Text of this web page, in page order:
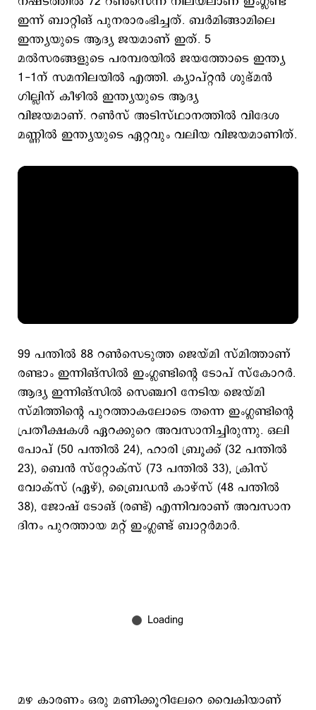
ഇന്ന് ബാറ്റിങ് പുനരാരംഭിച്ചത്. ബര്‍മിങ്ങാമിലെ
ഇന്ത്യയുടെ ആദ്യ ജയമാണ് ഇത്. 5
മല്‍സരങ്ങളുടെ പരമ്പരയില്‍ ജയത്തോടെ ഇന്ത്യ
1-1ന് സമനിലയില്‍ എത്തി. ക്യാപ്റ്റന്‍ ശുഭ്മന്‍
ഗില്ലിന് കീഴില്‍ ഇന്ത്യയുടെ ആദ്യ
വിജയമാണ്. റൺസ് അടിസ്ഥാനത്തിൽ വിദേശ
മണ്ണിൽ ഇന്ത്യയുടെ ഏറ്റവും വലിയ വിജയമാണിത്.
99 പന്തിൽ 88 റൺസെടുത്ത ജെയ്മി സ്മിത്താണ്
രണ്ടാം ഇന്നിങ്സിൽ ഇംഗ്ലണ്ടിന്റെ ടോപ് സ്കോറർ.
ആദ്യ ഇന്നിങ്സിൽ സെഞ്ചറി നേടിയ ജെയ്മി
സ്മിത്തിന്റെ പുറത്താകലോടെ തന്നെ ഇംഗ്ലണ്ടിന്റെ
പ്രതീക്ഷകൾ ഏറക്കുറെ അവസാനിച്ചിരുന്നു. ഒലി
പോപ് (50 പന്തിൽ 24), ഹാരി ബ്രൂക്ക് (32 പന്തിൽ
23), ബെന്‍ സ്റ്റോക്സ് (73 പന്തിൽ 33), ക്രിസ്
വോക്സ് (ഏഴ്), ബ്രൈഡൻ കാഴ്സ് (48 പന്തിൽ
38), ജോഷ് ടോങ് (രണ്ട്) എന്നിവരാണ് അവസാന
ദിനം പുറത്തായ മറ്റ് ഇംഗ്ലണ്ട് ബാറ്റർമാർ.
മഴ കാരണം ഒരു മണിക്കൂറിലേറെ വൈകിയാണ്